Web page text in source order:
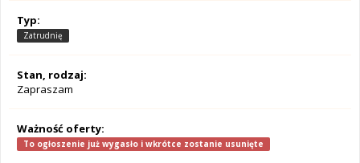
Typ:
Zatrudnię
Stan, rodzaj:
Zapraszam
Ważność oferty:
To ogłoszenie już wygasło i wkrótce zostanie usunięte